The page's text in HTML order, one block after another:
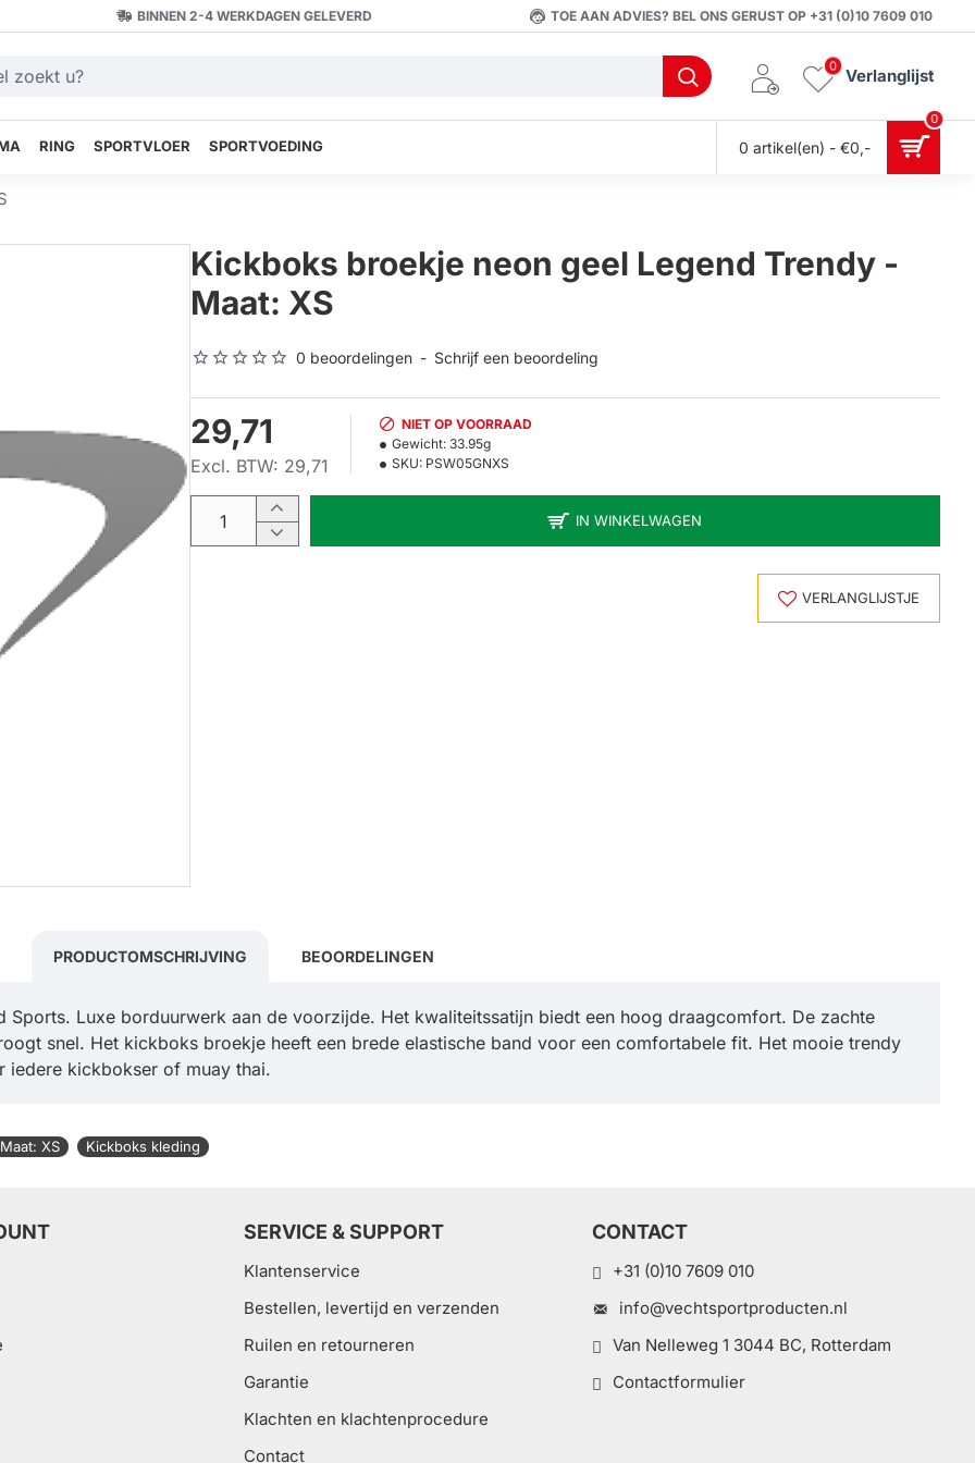
BINNEN 2-4 WERKDAGEN GELEVERD TOE AAN ADVIES? BEL ONS GERUST OP +31 (0)10 7609 010
Verlanglijst
0
RING SPORTVLOER SPORTVOEDING 0 artikel(en) - €0,-
0
Kickboks broekje neon geel Legend Trendy -
Maat: XS
0 beoordelingen - Schrijf een beoordeling
29,71
Excl. BTW: 29,71
NIET OP VOORRAAD
Gewicht: 33.95g
SKU: PSW05GNXS
IN WINKELWAGEN
VERLANGLIJSTJE
PRODUCTOMSCHRIJVING BEOORDELINGEN
Luxe borduurwerk aan de voorzijde. Het kwaliteitssatijn biedt een hoog draagcomfort. De zachte
snel. Het kickboks broekje heeft een brede elastische band voor een comfortabele fit. Het mooie trendy
iedere kickbokser of muay thai.
Maat: XS Kickboks kleding
SERVICE & SUPPORT
Klantenservice
Bestellen, levertijd en verzenden
Ruilen en retourneren
Garantie
Klachten en klachtenprocedure
Contact
CONTACT
+31 (0)10 7609 010
info@vechtsportproducten.nl
Van Nelleweg 1 3044 BC, Rotterdam
Contactformulier